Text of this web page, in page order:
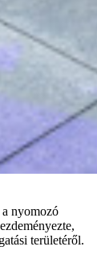
a nyomozó
területéről.